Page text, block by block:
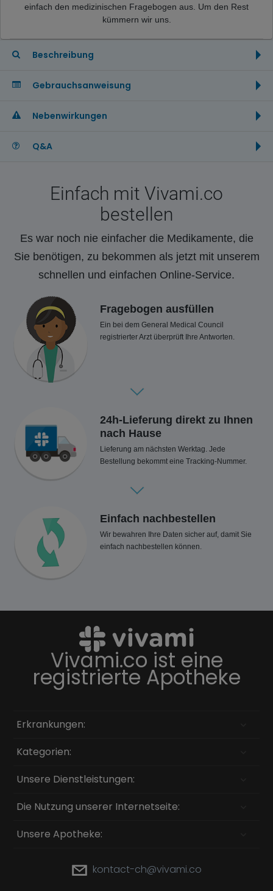
einfach den medizinischen Fragebogen aus. Um den Rest
kümmern wir uns.
Beschreibung
Gebrauchsanweisung
Nebenwirkungen
Q&A
Einfach mit Vivami.co
bestellen
Es war noch nie einfacher die Medikamente, die
Sie benötigen, zu bekommen als jetzt mit unserem
schnellen und einfachen Online-Service.
Fragebogen ausfüllen
Ein bei dem General Medical Council
registrierter Arzt überprüft Ihre Antworten.
24h-Lieferung direkt zu Ihnen
nach Hause
Lieferung am nächsten Werktag. Jede
Bestellung bekommt eine Tracking-Nummer.
Einfach nachbestellen
Wir bewahren Ihre Daten sicher auf, damit Sie
einfach nachbestellen können.
Vivami.co ist eine
registrierte Apotheke
Erkrankungen:
Kategorien:
Unsere Dienstleistungen:
Die Nutzung unserer Internetseite:
Unsere Apotheke:
kontact-ch@vivami.co